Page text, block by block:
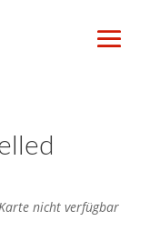
nicht verfügbar